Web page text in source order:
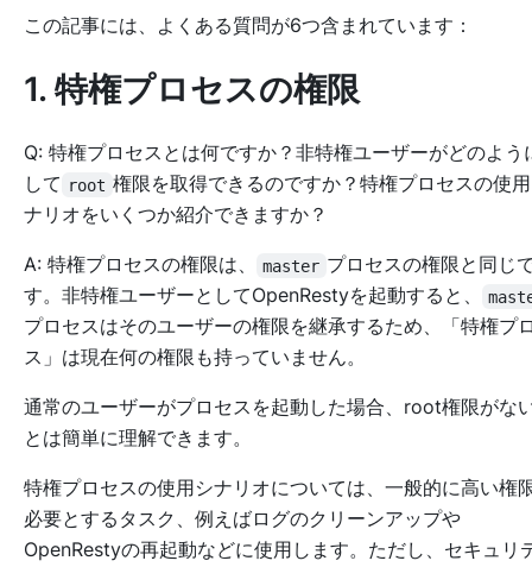
この記事には、よくある質問が6つ含まれています：
1. 特権プロセスの権限
Q: 特権プロセスとは何ですか？非特権ユーザーがどのよう
して root 権限を取得できるのですか？特権プロセスの使
ナリオをいくつか紹介できますか？
A: 特権プロセスの権限は、 master プロセスの権限と同じ
す。非特権ユーザーとしてOpenRestyを起動すると、
プロセスはそのユーザーの権限を継承するため、「特権プ
ス」は現在何の権限も持っていません。
通常のユーザーがプロセスを起動した場合、root権限がな
とは簡単に理解できます。
特権プロセスの使用シナリオについては、一般的に高い権
必要とするタスク、例えばログのクリーンアップや
OpenRestyの再起動などに使用します。ただし、セキュリ